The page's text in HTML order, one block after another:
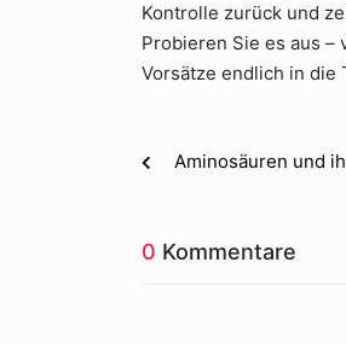
Kontrolle zurück und
Probieren Sie es aus –
Vorsätze endlich in die
Aminosäuren und
0 Kommentare